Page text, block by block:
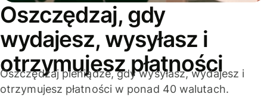
Oszczędzaj, gdy
wydajesz, wysyłasz i
otrzymujesz płatności
Oszczędzaj pieniądze, gdy wysyłasz, wydajesz i
otrzymujesz płatności w ponad 40 walutach.